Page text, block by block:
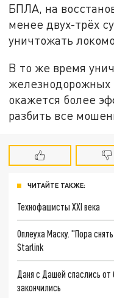
БПЛА, на
менее двух-трёх
уничтожать
В то же время
железнодорожных
окажется более
разбить все
ЧИТАЙТЕ ТАКЖЕ:
Технофашисты XXI века
Оплеуха Маску. "Пора
Starlink
Даня с Дашей спаслись
закончились